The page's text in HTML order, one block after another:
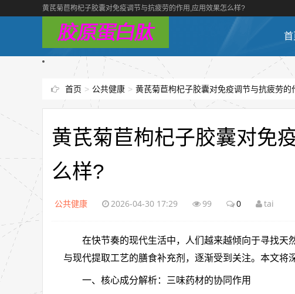
黄芪菊苣枸杞子胶囊对免疫调节与抗疲劳的作用,应用效果怎么样?
首
首页 > 公共健康 > 黄芪菊苣枸杞子胶囊对免疫调节与抗疲劳的
黄芪菊苣枸杞子胶囊对免
么样?
公共健康 2026-04-30 17:29 99 0 tai
在快节奏的现代生活中，人们越来越倾向于寻找天
与现代提取工艺的膳食补充剂，逐渐受到关注。本文将
一、核心成分解析：三味药材的协同作用